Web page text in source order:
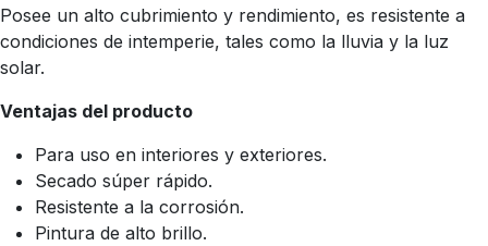
Posee un alto cubrimiento y rendimiento, es resistente a
condiciones de intemperie, tales como la lluvia y la luz
solar.
Ventajas del producto
Para uso en interiores y exteriores.
Secado súper rápido.
Resistente a la corrosión.
Pintura de alto brillo.